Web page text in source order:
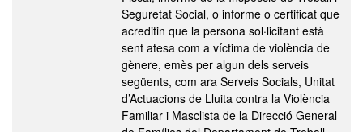
Seguretat Social, o informe o certificat que
acreditin que la persona sol·licitant està
sent atesa com a víctima de violència de
gènere, emès per algun dels serveis
següents, com ara Serveis Socials, Unitat
d’Actuacions de Lluita contra la Violència
Familiar i Masclista de la Direcció General